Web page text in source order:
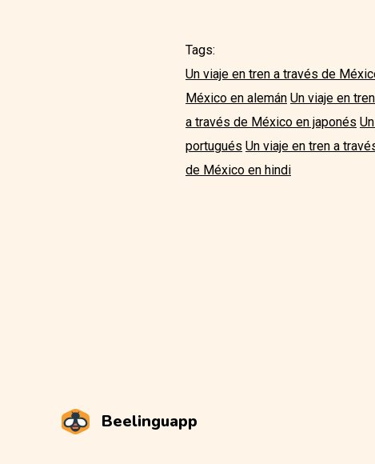
Tags:
Un viaje en tren a través de
México en alemán Un viaje en
a través de México en japonés
portugués Un viaje en tren a
de México en hindi
Beelinguapp